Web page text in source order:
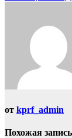
от kprf_admin
Похожая запись